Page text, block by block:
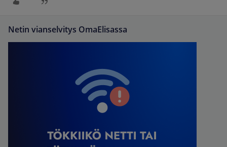
Netin vianselvitys OmaElisassa